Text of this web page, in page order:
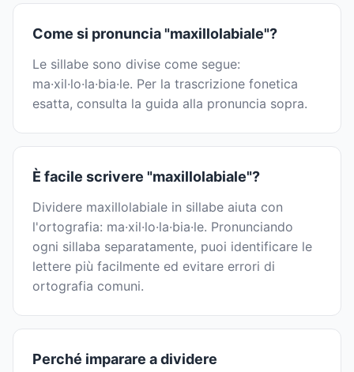
Come si pronuncia "maxillolabiale"?
Le sillabe sono divise come segue:
ma·xil·lo·la·bia·le. Per la trascrizione fonetica
esatta, consulta la guida alla pronuncia sopra.
È facile scrivere "maxillolabiale"?
Dividere maxillolabiale in sillabe aiuta con
l'ortografia: ma·xil·lo·la·bia·le. Pronunciando
ogni sillaba separatamente, puoi identificare le
lettere più facilmente ed evitare errori di
ortografia comuni.
Perché imparare a dividere